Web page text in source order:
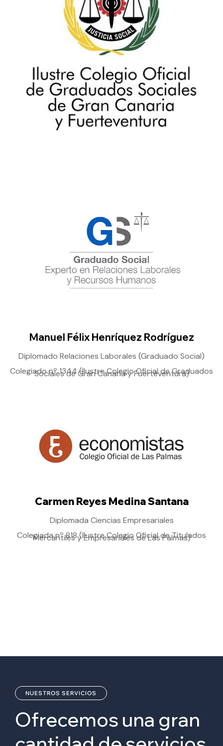
Manuel Félix Henríquez Rodríguez
Diplomado Relaciones Laborales (Graduado Social)
Colegiado nº 1344 (Ilustre Colegio Oficial de Graduados
Sociales de Gran Canaria y Fuerteventura)
Carmen Reyes Medina Santana
Diplomada Ciencias Empresariales
Colegiada nº 818 (Ilustre Colegio Oficial de Titulados
Mercantiles y Empresariales de Las Palmas)
NUESTROS SERVICIOS
Ofrecemos una gran